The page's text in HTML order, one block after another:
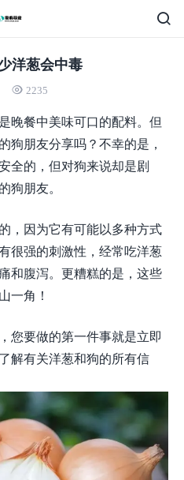
洋葱会中毒
2235
晚餐中美味可口的配料。但
狗朋友分享吗？不幸的是，
全的，但对狗来说却是剧
狗朋友。
，因为它有可能以多种方式
很强的刺激性，经常吃洋葱
和腹泻。更糟糕的是，这些
一角！
您要做的第一件事就是立即
解有关洋葱和狗的所有信